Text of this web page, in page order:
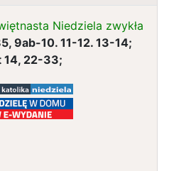
Niedziela zwykła
9ab-10. 11-12. 13-14;
14, 22-33;